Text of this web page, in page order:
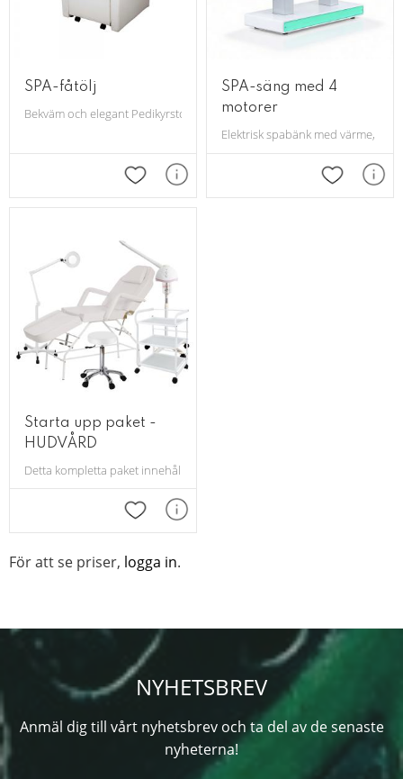
SPA-fåtölj
Bekväm och elegant Pedikyrstol - SPA
Lägg till i favoriter
SPA-säng med 4
motorer
Elektrisk spabänk med värme,
Lägg till i
Starta upp paket -
HUDVÅRD
Detta kompletta paket innehåller allt en salong kan behöva för en bra
Lägg till i favoriter
För att se priser, logga in.
NYHETSBREV
Anmäl dig till vårt nyhetsbrev och ta del av de senaste
nyheterna!